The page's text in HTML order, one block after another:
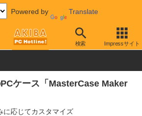
Powered by Translate
検索 Impressサイト
ーツ PCケース タワー型
ケース「MasterCase Maker
に応じてカスタマイズ